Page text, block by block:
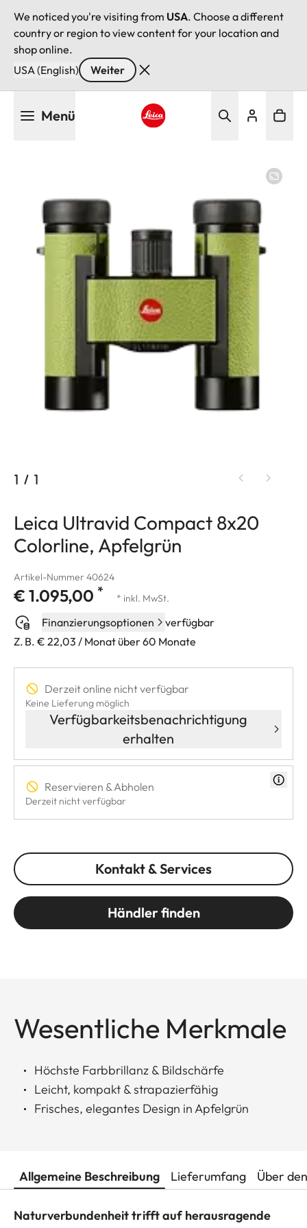
We noticed you're visiting from USA. Choose a different
country or region to view content for your location and
shop online.
USA (English)
Weiter
Menü
1 / 1
Leica Ultravid Compact 8x20
Colorline, Apfelgrün
Artikel-Nummer 40624
€ 1.095,00 * * inkl. MwSt.
Finanzierungsoptionen
verfügbar
Z. B. € 22,03 / Monat über 60 Monate
Derzeit online nicht verfügbar
Keine Lieferung möglich
Verfügbarkeitsbenachrichtigung
erhalten
Reservieren & Abholen
Derzeit nicht verfügbar
Kontakt & Services
Händler finden
Wesentliche Merkmale
Höchste Farbbrillanz & Bildschärfe
Leicht, kompakt & strapazierfähig
Frisches, elegantes Design in Apfelgrün
Allgemeine Beschreibung Lieferumfang Über
Naturverbundenheit trifft auf herausragende